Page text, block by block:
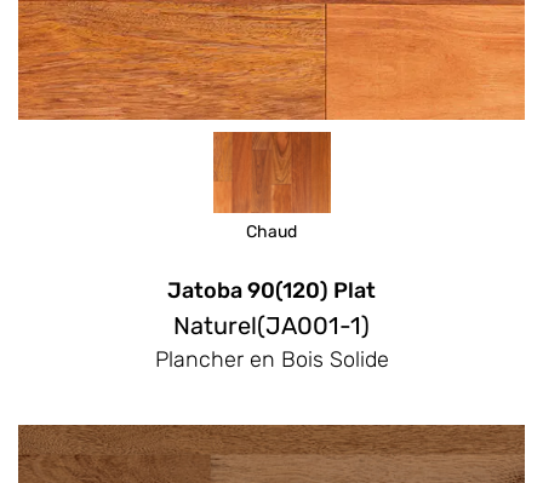
Chaud
Jatoba 90(120) Plat
Naturel(JA001-1)
Plancher en Bois Solide